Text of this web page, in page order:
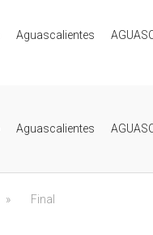
Aguascalientes
Aguascalientes
» Final